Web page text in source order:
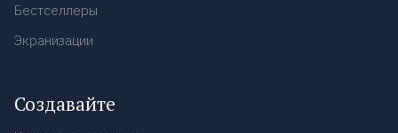
Бестселлеры
Экранизации
Создавайте